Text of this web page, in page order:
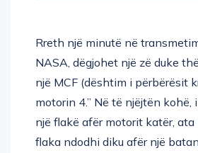
Rreth një minutë në
NASA, dëgjohet një zë duke
një MCF (dështim i përbërësit
motorin 4.” Në të njëjtën
një flakë afër motorit katër, ata
flaka ndodhi diku afër një